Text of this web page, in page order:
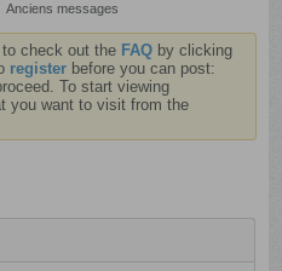
Anciens messages
check out the FAQ by clicking
register before you can post:
To start viewing
you want to visit from the